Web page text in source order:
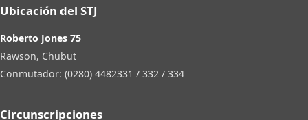
Ubicación del STJ
Roberto Jones 75
Rawson, Chubut
Conmutador: (0280) 4482331 / 332 / 334
Circunscripciones